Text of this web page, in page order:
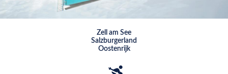
Zell am See
Salzburgerland
Oostenrijk